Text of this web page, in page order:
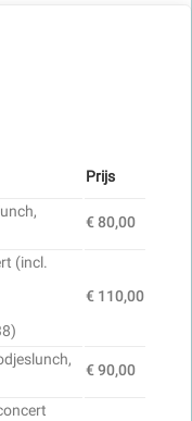
Prijs
€ 80,00
(incl.
€ 110,00
€ 90,00